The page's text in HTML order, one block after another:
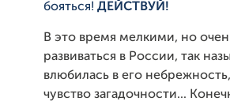
бояться! ДЕЙСТВУЙ!
В это время мелкими, но
развиваться в России, так
влюбилась в его
чувство загадочности...